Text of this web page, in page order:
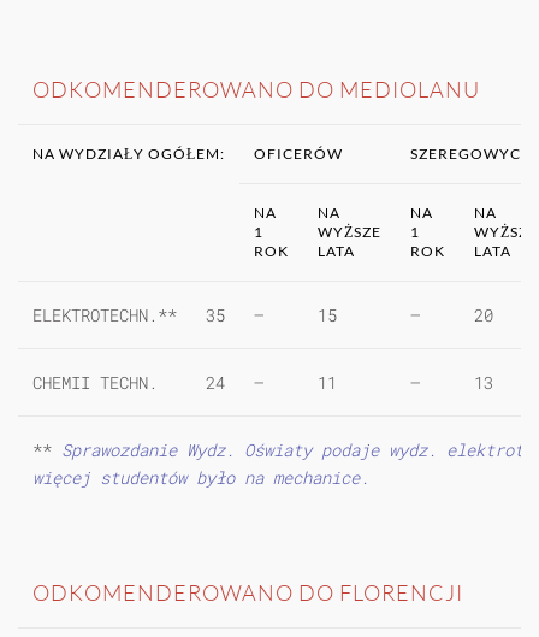
ODKOMENDEROWANO DO MEDIOLANU
NA WYDZIAŁY OGÓŁEM: OFICERÓW SZEREGOWYCH
NA
1
ROK
NA
WYŻSZE
LATA
NA
1
ROK
NA
WYŻSZE
LATA
ELEKTROTECHN.** 35 — 15 — 20
CHEMII TECHN. 24 — 11 — 13
** Sprawozdanie Wydz. Oświaty podaje wydz.
więcej studentów było na mechanice.
ODKOMENDEROWANO DO FLORENCJI